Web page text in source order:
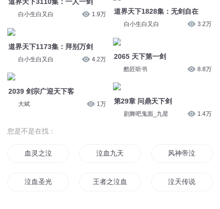
白小生白又白 1.9万
道界天下1173集：拜别万剑
白小生白又白 4.2万
2039 剑宗广迎天下客
大斌 1万
道界天下1828集：无剑自在
白小生白又白 3.2万
2065 天下第一剑
酷匠听书 8.8万
第29章 问鼎天下剑
剧舞吧鬼面_九星 1.4万
您是不是在找：
血灵之泣 泣血九天 风神帝泣
泣血圣光 王者之泣血天下 泣天传说